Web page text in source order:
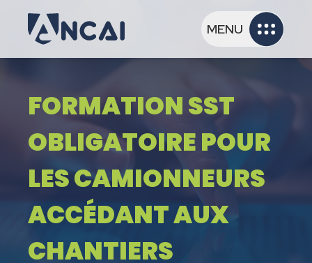
MENU
FORMATION SST
OBLIGATOIRE POUR
LES CAMIONNEURS
ACCÉDANT AUX
CHANTIERS